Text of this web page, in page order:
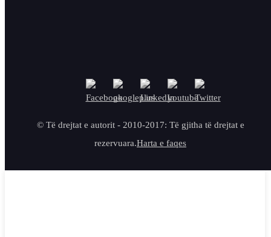
© Të drejtat e autorit - 2010-2017: Të gjitha të drejtat e
rezervuara.Harta e faqes